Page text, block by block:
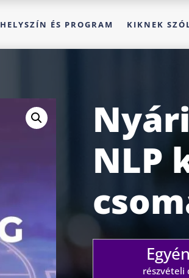
HELYSZÍN ÉS PROGRAM KIKNEK
NLP
részvételi